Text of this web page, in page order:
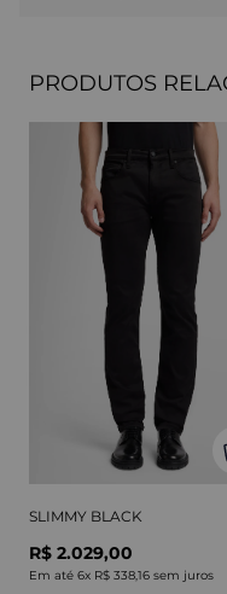
PRODUTOS
SLIMMY BLACK
R$ 2.029,00
Em até 6x R$ 338,16 sem juros